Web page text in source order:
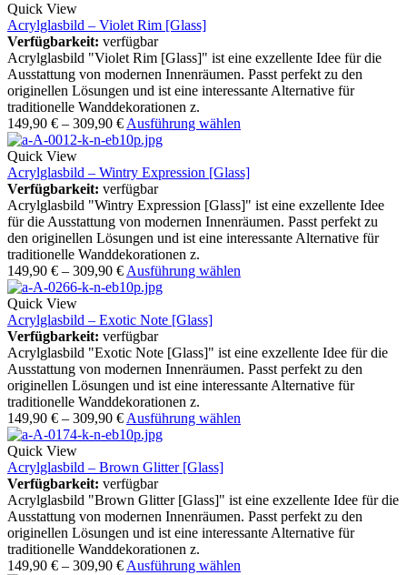
Quick View
Acrylglasbild – Violet Rim [Glass]
Verfügbarkeit: verfügbar
Acrylglasbild "Violet Rim [Glass]" ist eine exzellente Idee für die
Ausstattung von modernen Innenräumen. Passt perfekt zu den
originellen Lösungen und ist eine interessante Alternative für
traditionelle Wanddekorationen z.
149,90 € – 309,90 € Ausführung wählen
Quick View
Acrylglasbild – Wintry Expression [Glass]
Verfügbarkeit: verfügbar
Acrylglasbild "Wintry Expression [Glass]" ist eine exzellente Idee
für die Ausstattung von modernen Innenräumen. Passt perfekt zu
den originellen Lösungen und ist eine interessante Alternative für
traditionelle Wanddekorationen z.
149,90 € – 309,90 € Ausführung wählen
Quick View
Acrylglasbild – Exotic Note [Glass]
Verfügbarkeit: verfügbar
Acrylglasbild "Exotic Note [Glass]" ist eine exzellente Idee für die
Ausstattung von modernen Innenräumen. Passt perfekt zu den
originellen Lösungen und ist eine interessante Alternative für
traditionelle Wanddekorationen z.
149,90 € – 309,90 € Ausführung wählen
Quick View
Acrylglasbild – Brown Glitter [Glass]
Verfügbarkeit: verfügbar
Acrylglasbild "Brown Glitter [Glass]" ist eine exzellente Idee für die
Ausstattung von modernen Innenräumen. Passt perfekt zu den
originellen Lösungen und ist eine interessante Alternative für
traditionelle Wanddekorationen z.
149,90 € – 309,90 € Ausführung wählen